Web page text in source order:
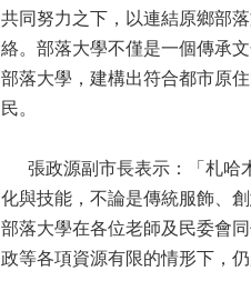
共同努力之下，以連結原鄉部
絡。部落大學不僅是一個傳承
部落大學，建構出符合都市原
民。
張政源副市長表示：「札哈
化與技能，不論是傳統服飾、
部落大學在各位老師及民委會
政等各項資源有限的情形下，